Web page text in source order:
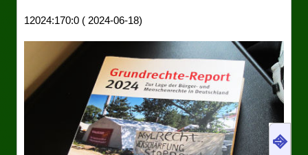
12024:170:0 ( 2024-06-18)
⎆